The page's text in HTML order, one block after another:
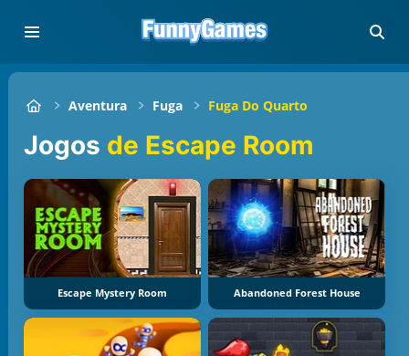
Aventura Fuga Fuga Do Quarto
Jogos de Escape Room
Escape Mystery Room Abandoned Forest House